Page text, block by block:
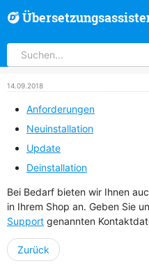
14.09.2018
Anforderungen
Neuinstallation
Update
Deinstallation
Bei Bedarf bieten wir Ihnen
in Ihrem Shop an. Geben Sie
Support genannten
Zurück